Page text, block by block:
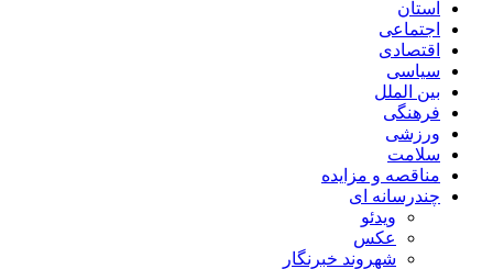
استان
اجتماعی
اقتصادی
سیاسی
بین الملل
فرهنگی
ورزشی
سلامت
مناقصه و مزایده
چندرسانه ای
ویدئو
عکس
شهروند خبرنگار